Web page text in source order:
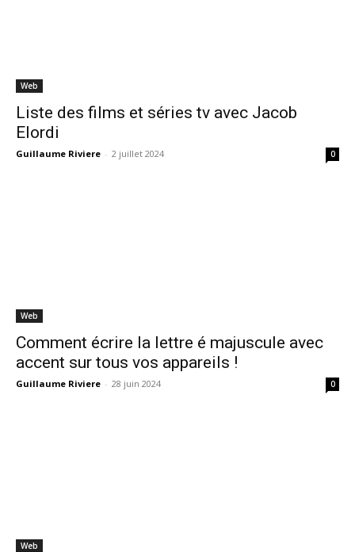
Web
Liste des films et séries tv avec Jacob
Elordi
Guillaume Riviere - 2 juillet 2024 0
Web
Comment écrire la lettre é majuscule avec
accent sur tous vos appareils !
Guillaume Riviere - 28 juin 2024 0
Web